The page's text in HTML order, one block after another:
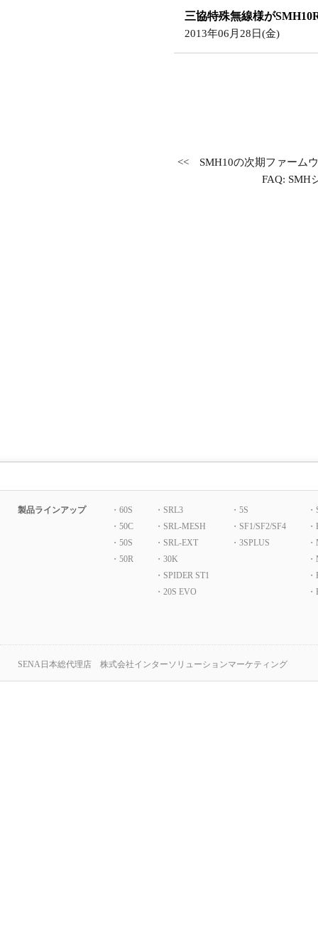
三協特殊無線様が
2013年06月28日(金)
<<
SMH10の次期ファーム
FAQ: SMH
製品ラインアップ
・60S
・50C
・50S
・50R
・SRL3
・SRL-MESH
・SRL-EXT
・30K
・SPIDER ST1
・20S EVO
・5S
・SF1/SF2/SF4
・3SPLUS
SENA日本総代理店 株式会社インターソリューションマーケティング